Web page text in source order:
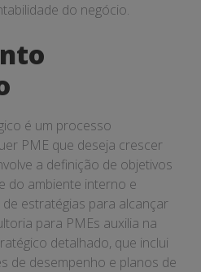
do negócio.
é um processo
PME que deseja crescer
a definição de objetivos
do ambiente interno e
estratégias para alcançar
para PMEs auxilia na
detalhado, que inclui
de desempenho e planos de